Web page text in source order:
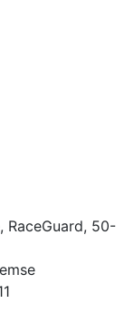
RaceGuard, 50-